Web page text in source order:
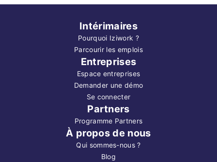
Intérimaires
Pourquoi Iziwork ?
Parcourir les emplois
Entreprises
Espace entreprises
Demander une démo
Se connecter
Partners
Programme Partners
À propos de nous
Qui sommes-nous ?
Blog